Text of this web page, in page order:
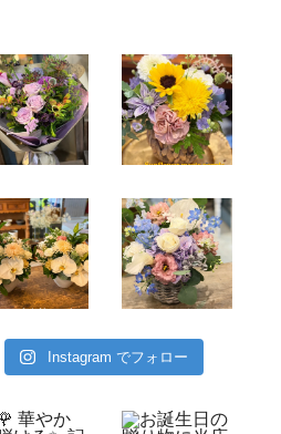
Instagram でフォロー